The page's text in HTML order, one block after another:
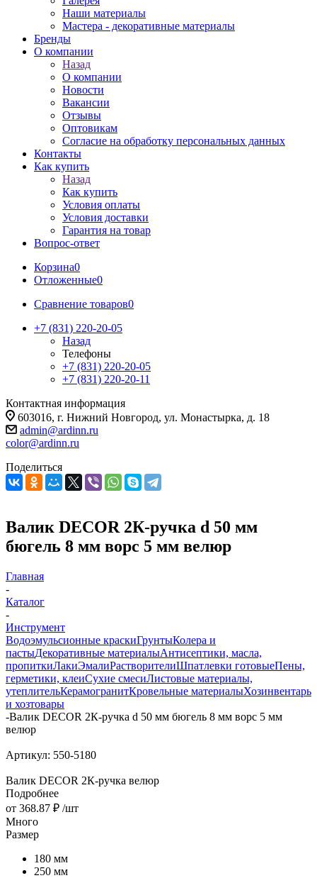
Наши материалы
Мастера - декоративные материалы
Бренды
О компании
Назад
О компании
Новости
Вакансии
Отзывы
Оптовикам
Cогласие на обработку персональных данных
Контакты
Как купить
Назад
Как купить
Условия оплаты
Условия доставки
Гарантия на товар
Вопрос-ответ
Корзина0
Отложенные0
Сравнение товаров0
+7 (831) 220-20-05
Назад
Телефоны
+7 (831) 220-20-05
+7 (831) 220-20-11
Контактная информация
603016, г. Нижний Новгород, ул. Монастырка, д. 18
admin@ardinn.ru
color@ardinn.ru
Поделиться
Валик DECOR 2К-ручка d 50 мм
бюгель 8 мм ворс 5 мм велюр
Главная
-
Каталог
-
Инструмент
Водоэмульсионные краскиГрунтыКолера и
пастыДекоративные материалыАнтисептики, масла,
пропиткиЛакиЭмалиРастворителиШпатлевки готовыеПены,
герметики, клеиСухие смесиЛистовые материалы,
утеплительКерамогранитКровельные материалыХозинвентарь
и хозтовары
-Валик DECOR 2К-ручка d 50 мм бюгель 8 мм ворс 5 мм
велюр
Артикул: 550-5180
Валик DECOR 2К-ручка велюр
Подробнее
от 368.87 ₽ /шт
Много
Размер
180 мм
250 мм